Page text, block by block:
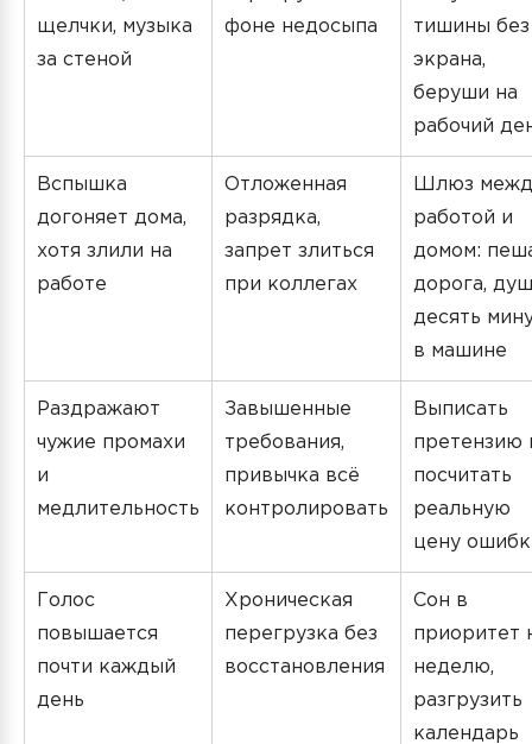
щелчки, музыка
за стеной
фоне недосыпа
тишины без
экрана,
беруши на
рабочий
Вспышка
догоняет дома,
хотя злили на
работе
Отложенная
разрядка,
запрет злиться
при коллегах
Шлюз
работой и
домом:
дорога,
десять
в машине
Раздражают
чужие промахи
и
медлительность
Завышенные
требования,
привычка всё
контролировать
Выписать
претензию
посчитать
реальную
цену
Голос
повышается
почти каждый
день
Хроническая
перегрузка без
восстановления
Сон в
приоритет
неделю,
разгрузить
календарь